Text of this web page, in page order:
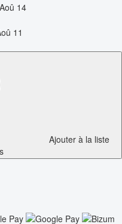
14
11
Ajouter à la liste